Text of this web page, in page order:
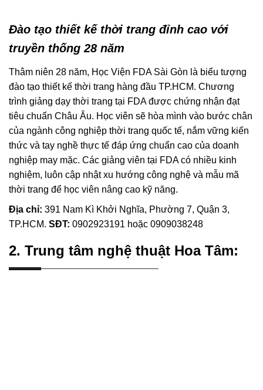
Đào tạo thiết kế thời trang đỉnh cao với
truyền thống 28 năm
Thâm niên 28 năm, Học Viện FDA Sài Gòn là biểu tượng
đào tạo thiết kế thời trang hàng đầu TP.HCM. Chương
trình giảng dạy thời trang tại FDA được chứng nhận đạt
tiêu chuẩn Châu Âu. Học viên sẽ hòa mình vào bước chân
của ngành công nghiệp thời trang quốc tế, nắm vững kiến
thức và tay nghề thực tế đáp ứng chuẩn cao của doanh
nghiệp may mặc. Các giảng viên tại FDA có nhiều kinh
nghiệm, luôn cập nhật xu hướng công nghệ và mẫu mã
thời trang để học viên nâng cao kỹ năng.
Địa chỉ: 391 Nam Kì Khởi Nghĩa, Phường 7, Quận 3,
TP.HCM. SĐT: 0902923191 hoặc 0909038248
2. Trung tâm nghệ thuật Hoa Tâm: